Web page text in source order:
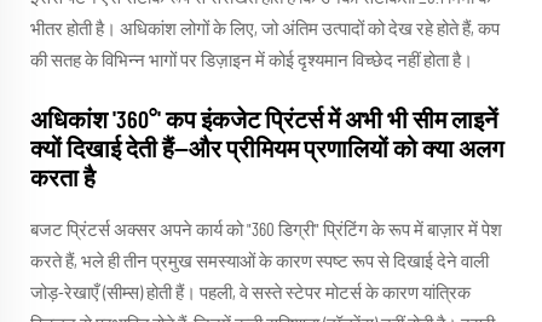
भीतर होती है। अधिकांश लोगों के लिए, जो अंतिम उत्पादों को देख रहे होते हैं, कप
की सतह के विभिन्न भागों पर डिज़ाइन में कोई दृश्यमान विच्छेद नहीं होता है।
अधिकांश '360°' कप इंकजेट प्रिंटर्स में अभी भी सीम लाइनें
क्यों दिखाई देती हैं—और प्रीमियम प्रणालियों को क्या अलग
करता है
बजट प्रिंटर्स अक्सर अपने कार्य को "360 डिग्री" प्रिंटिंग के रूप में बाज़ार में पेश
करते हैं, भले ही तीन प्रमुख समस्याओं के कारण स्पष्ट रूप से दिखाई देने वाली
जोड़-रेखाएँ (सीम्स) होती हैं। पहली, वे सस्ते स्टेपर मोटर्स के कारण यांत्रिक